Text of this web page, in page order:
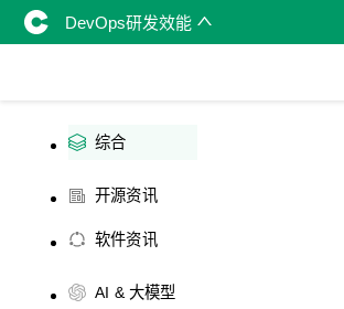
DevOps研发效能
综合
开源资讯
软件资讯
AI & 大模型